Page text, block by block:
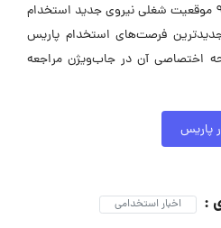
پاریس در حال حاضر در ۹ موقعیت شغلی نیروی جدید استخدام
جدیدترین فرصت‌های استخدام پاریس
اختصاصی آن در جاب‌ویژن مراجعه
پاریس
: اخبار استخدامی